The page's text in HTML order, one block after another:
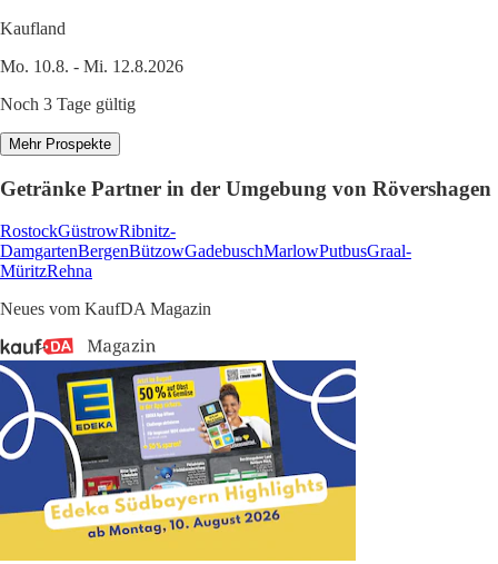
Kaufland
Mo. 10.8. - Mi. 12.8.2026
Noch 3 Tage gültig
Mehr Prospekte
Getränke Partner in der Umgebung von Rövershagen
RostockGüstrowRibnitz-
DamgartenBergenBützowGadebuschMarlowPutbusGraal-
MüritzRehna
Neues vom KaufDA Magazin